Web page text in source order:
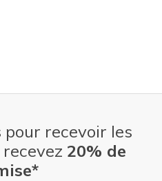
pour recevoir les
20% de